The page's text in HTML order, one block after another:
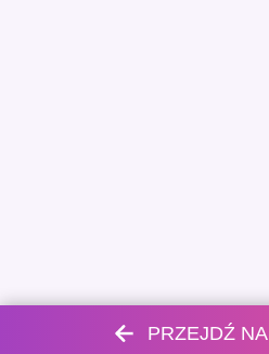
PRZEJDŹ NA